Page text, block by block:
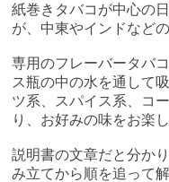
紙巻きタバコが中心の
が、中東やインドなど
専用のフレーバータバ
ス瓶の中の水を通して
ツ系、スパイス系、コ
り、お好みの味をお楽
説明書の文章だと分か
み立てから順を追って